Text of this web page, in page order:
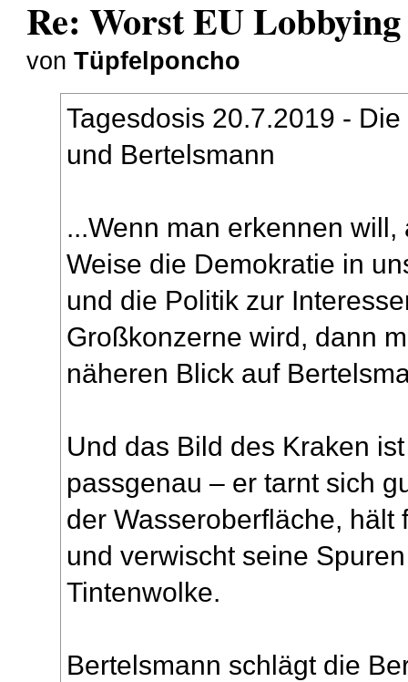
Re: Worst EU
vonTüpfelponcho
Tagesdosis 20.7.2019 -
und Bertelsmann
...Wenn man erkennen
Weise die Demokratie in
und die Politik zur
Großkonzerne wird, dann
näheren Blick auf
Und das Bild des Kraken
passgenau – er tarnt sich
der Wasseroberfläche, hält
und verwischt seine
Tintenwolke.
Bertelsmann schlägt die